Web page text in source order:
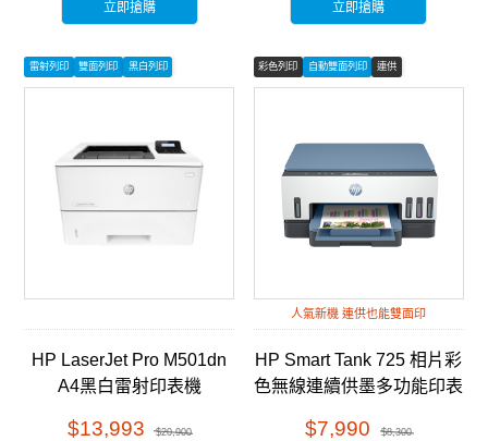
立即搶購 立即搶購
雷射列印 雙面列印 黑白列印
HP LaserJet Pro M501dn
A4黑白雷射印表機
$13,993 $20,900
彩色列印 自動雙面列印 連供
人氣新機 連供也能雙面印
HP Smart Tank 725 相片彩
色無線連續供墨多功能印表
$7,990 $8,300